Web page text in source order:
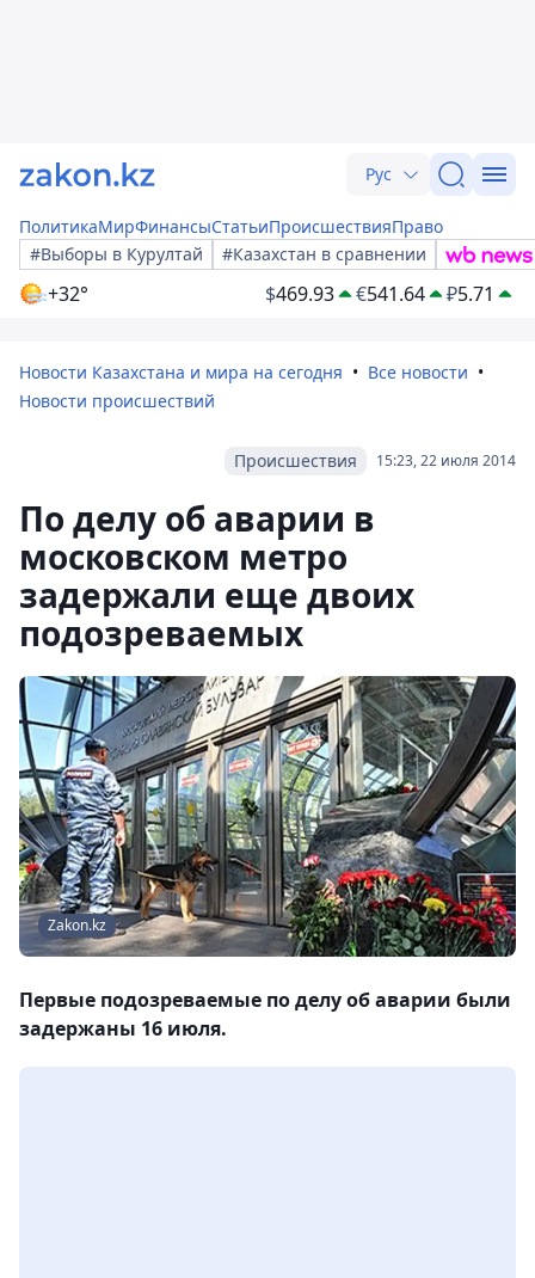
Рус
ПолитикаМирФинансыСтатьиПроисшествияПраво
#Выборы в Курултай
#Казахстан в сравнении
+32° $469.93 €541.64 ₽5.71
Новости Казахстана и мира на сегодня
Все новости
Новости происшествий
15:23, 22 июля 2014
Происшествия
По делу об аварии в
московском метро
задержали еще двоих
подозреваемых
Zakon.kz
Первые подозреваемые по делу об аварии были
задержаны 16 июля.